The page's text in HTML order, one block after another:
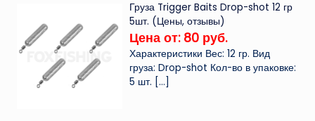
Груза Trigger Baits Drop-shot 12 гр
5шт. (Цены, отзывы)
Цена от: 80 руб.
Характеристики Вес: 12 гр. Вид
груза: Drop-shot Кол-во в упаковке:
5 шт. […]